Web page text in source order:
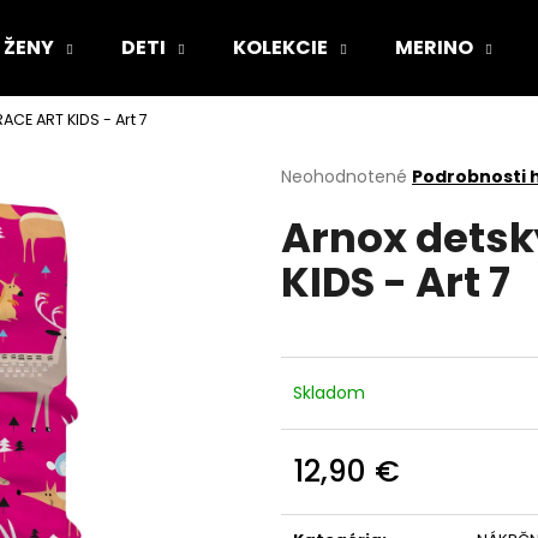
ŽENY DETI KOLEKCIE MERINO
ART KIDS - Art 7
Priemerné
produktu
je
0,0
Neohodnotené Podrobnosti
Arnox
KIDS - Art 7
Skladom
12,90 €
cena:
Čo potrebujete nájsť?
HĽADAŤ